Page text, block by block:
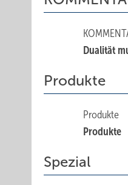
Dualität
Produkte
Produkte
Produkte
Spezial